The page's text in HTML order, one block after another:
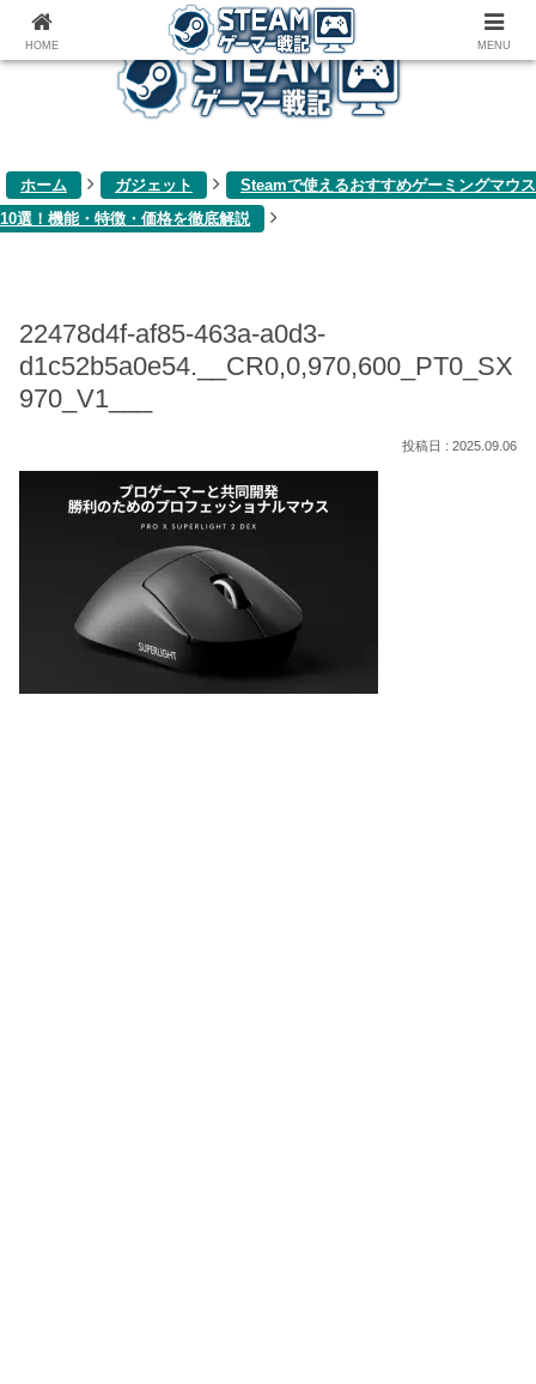
ゲーム関連雑記ブログ
ホーム ガジェット
Steamで使えるおすすめゲーミングマウス
10選！機能・特徴・価格を徹底解説
22478d4f-af85-463a-a0d3-
d1c52b5a0e54.__CR0,0,970,600_PT0_SX
970_V1___
2025.09.06
HOME MENU